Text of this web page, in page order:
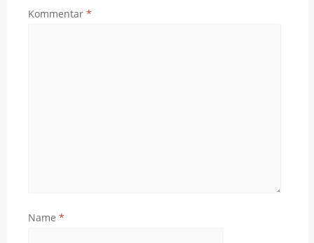
Kommentar *
Name *